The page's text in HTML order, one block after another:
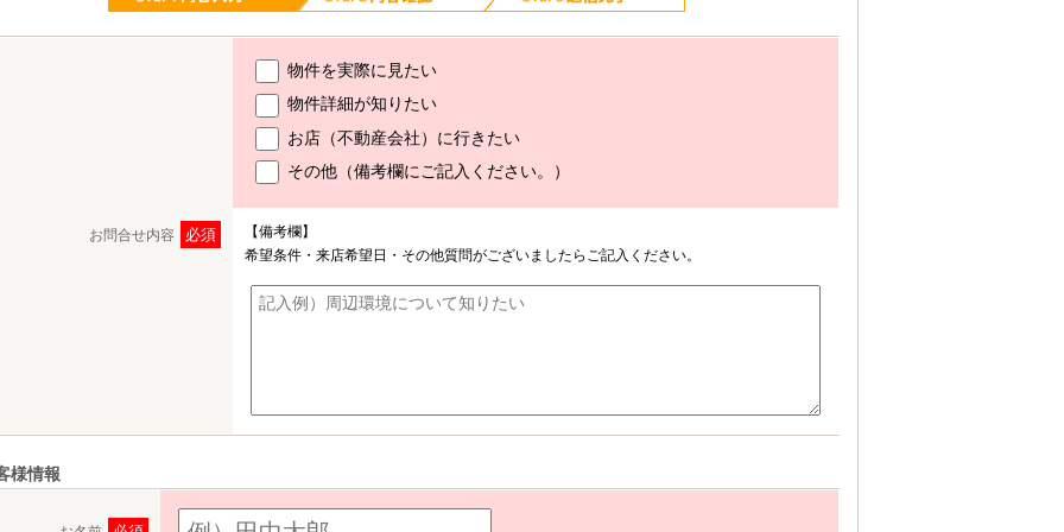
お問合せ内容 必須
物件を実際に見たい
物件詳細が知りたい
お店（不動産会社）に行きたい
その他（備考欄にご記入ください。）
【備考欄】
希望条件・来店希望日・その他質問がございましたらご記入ください。
様情報